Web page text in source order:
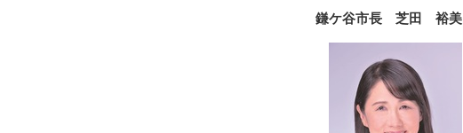
鎌ケ谷市長 芝田 裕美